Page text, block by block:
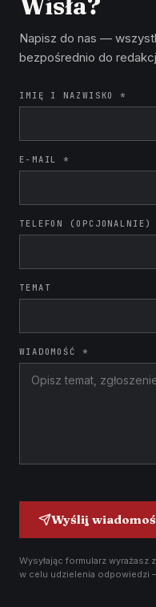
Wisła?
Napisz do nas —
bezpośrednio do
IMIĘ I NAZWISKO *
E-MAIL *
TELEFON (OPCJONALNIE)
TEMAT
WIADOMOŚĆ *
Wyślij
Wysyłając formularz
w celu udzielenia odpowiedzi